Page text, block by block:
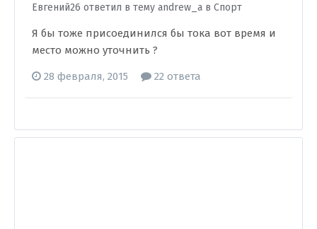
Евгений26 ответил в тему andrew_a в Спорт
Я бы тоже присоединился бы тока вот время и
место можно уточнить ?
28 февраля, 2015 22 ответа